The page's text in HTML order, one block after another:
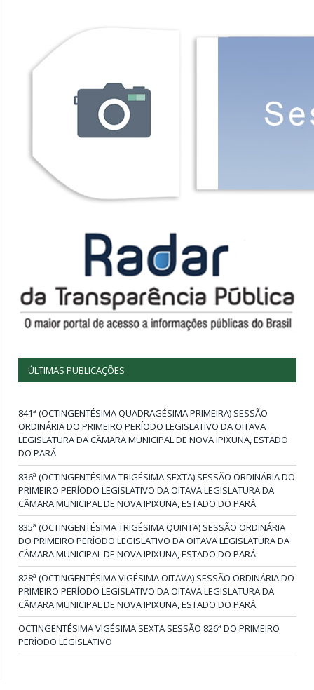
ÚLTIMAS PUBLICAÇÕES
841ª (OCTINGENTÉSIMA QUADRAGÉSIMA PRIMEIRA) SESSÃO
ORDINÁRIA DO PRIMEIRO PERÍODO LEGISLATIVO DA OITAVA
LEGISLATURA DA CÂMARA MUNICIPAL DE NOVA IPIXUNA, ESTADO
DO PARÁ
836ª (OCTINGENTÉSIMA TRIGÉSIMA SEXTA) SESSÃO ORDINÁRIA DO
PRIMEIRO PERÍODO LEGISLATIVO DA OITAVA LEGISLATURA DA
CÂMARA MUNICIPAL DE NOVA IPIXUNA, ESTADO DO PARÁ
835ª (OCTINGENTÉSIMA TRIGÉSIMA QUINTA) SESSÃO ORDINÁRIA
DO PRIMEIRO PERÍODO LEGISLATIVO DA OITAVA LEGISLATURA DA
CÂMARA MUNICIPAL DE NOVA IPIXUNA, ESTADO DO PARÁ
828ª (OCTINGENTÉSIMA VIGÉSIMA OITAVA) SESSÃO ORDINÁRIA DO
PRIMEIRO PERÍODO LEGISLATIVO DA OITAVA LEGISLATURA DA
CÂMARA MUNICIPAL DE NOVA IPIXUNA, ESTADO DO PARÁ.
OCTINGENTÉSIMA VIGÉSIMA SEXTA SESSÃO 826ª DO PRIMEIRO
PERÍODO LEGISLATIVO